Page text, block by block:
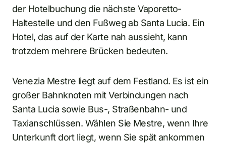
der Hotelbuchung die nächste Vaporetto-
Haltestelle und den Fußweg ab Santa Lucia. Ein
Hotel, das auf der Karte nah aussieht, kann
trotzdem mehrere Brücken bedeuten.
Venezia Mestre liegt auf dem Festland. Es ist ein
großer Bahnknoten mit Verbindungen nach
Santa Lucia sowie Bus-, Straßenbahn- und
Taxianschlüssen. Wählen Sie Mestre, wenn Ihre
Unterkunft dort liegt, wenn Sie spät ankommen